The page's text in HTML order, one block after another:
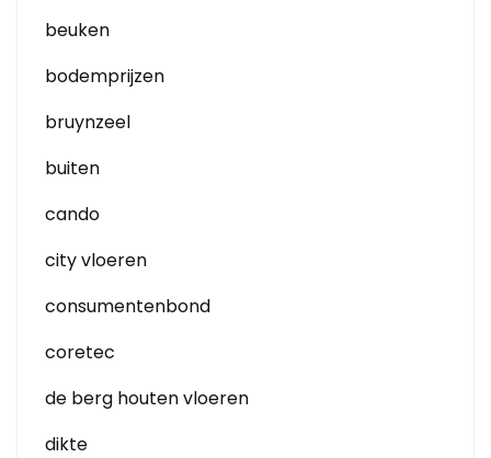
beuken
bodemprijzen
bruynzeel
buiten
cando
city vloeren
consumentenbond
coretec
de berg houten vloeren
dikte